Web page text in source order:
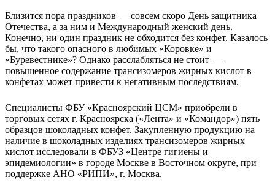
Близится пора праздников — совсем скоро День защитника
Отечества, а за ним и Международный женский день.
Конечно, ни один праздник не обходится без конфет. Казалось
бы, что такого опасного в любимых «Коровке» и
«Буревестнике»? Однако расслабляться не стоит —
повышенное содержание трансизомеров жирных кислот в
конфетах может привести к негативным последствиям.
Специалисты ФБУ «Красноярский ЦСМ» приобрели в
торговых сетях г. Красноярска («Лента» и «Командор») пять
образцов шоколадных конфет. Закупленную продукцию на
наличие в шоколадных изделиях трансизомеров жирных
кислот исследовали в ФБУЗ «Центре гигиены и
эпидемиологии» в городе Москве в Восточном округе, при
поддержке АНО «РИПИ», г. Москва.